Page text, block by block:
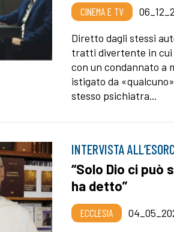
CINEMA E TV
Diretto dagli stessi
tratti divertente in cui
con un condannato a
istigato da
stesso psichiatra...
INTERVISTA
“Solo Dio ci può
ha detto”
ECCLESIA